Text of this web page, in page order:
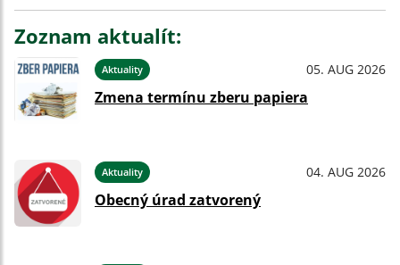
Zoznam aktualít:
Aktuality 05. AUG 2026
Zmena termínu zberu papiera
Aktuality 04. AUG 2026
Obecný úrad zatvorený